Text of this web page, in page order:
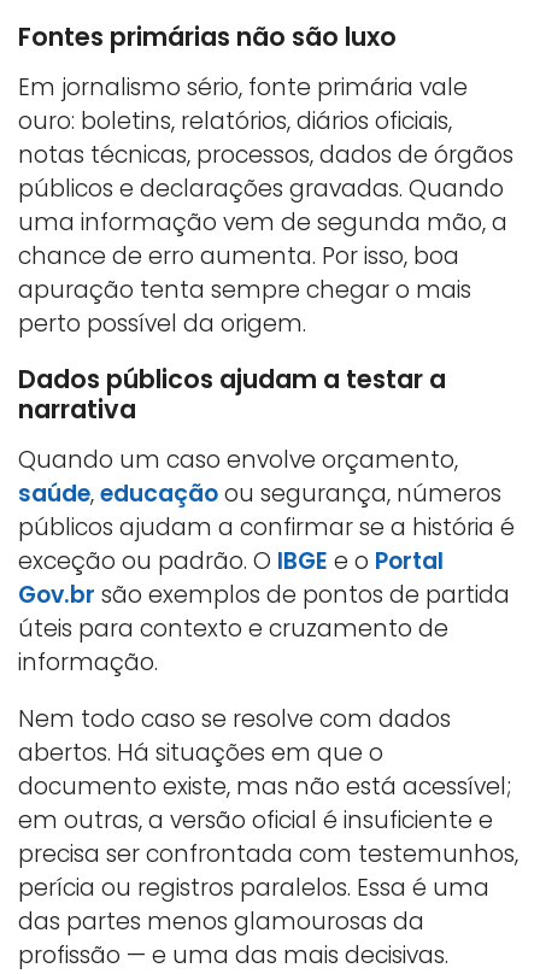
Fontes primárias não são luxo
Em jornalismo sério, fonte primária vale
ouro: boletins, relatórios, diários oficiais,
notas técnicas, processos, dados de órgãos
públicos e declarações gravadas. Quando
uma informação vem de segunda mão, a
chance de erro aumenta. Por isso, boa
apuração tenta sempre chegar o mais
perto possível da origem.
Dados públicos ajudam a testar a
narrativa
Quando um caso envolve orçamento,
saúde,educaçãoou segurança, números
públicos ajudam a confirmar se a história é
exceção ou padrão. O IBGE e o Portal
Gov.br são exemplos de pontos de partida
úteis para contexto e cruzamento de
informação.
Nem todo caso se resolve com dados
abertos. Há situações em que o
documento existe, mas não está acessível;
em outras, a versão oficial é insuficiente e
precisa ser confrontada com testemunhos,
perícia ou registros paralelos. Essa é uma
das partes menos glamourosas da
profissão — e uma das mais decisivas.